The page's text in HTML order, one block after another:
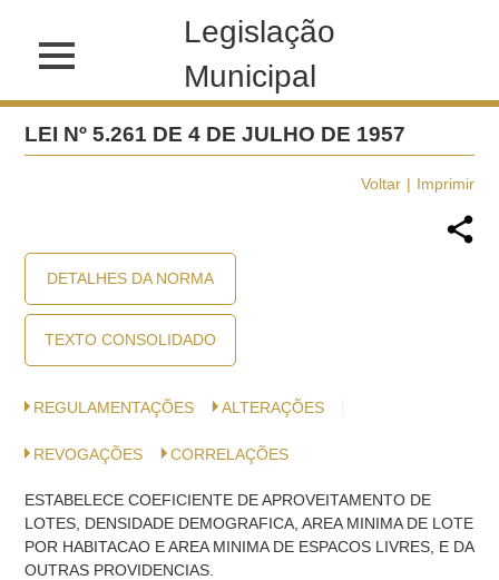
Legislação
Municipal
LEI Nº 5.261 DE 4 DE JULHO DE 1957
Voltar Imprimir
DETALHES DA NORMA
TEXTO CONSOLIDADO
REGULAMENTAÇÕES ALTERAÇÕES
REVOGAÇÕES CORRELAÇÕES
ESTABELECE COEFICIENTE DE APROVEITAMENTO DE
LOTES, DENSIDADE DEMOGRAFICA, AREA MINIMA DE LOTE
POR HABITACAO E AREA MINIMA DE ESPACOS LIVRES, E DA
OUTRAS PROVIDENCIAS.